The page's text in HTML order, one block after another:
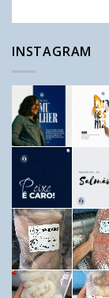
INSTAGRAM